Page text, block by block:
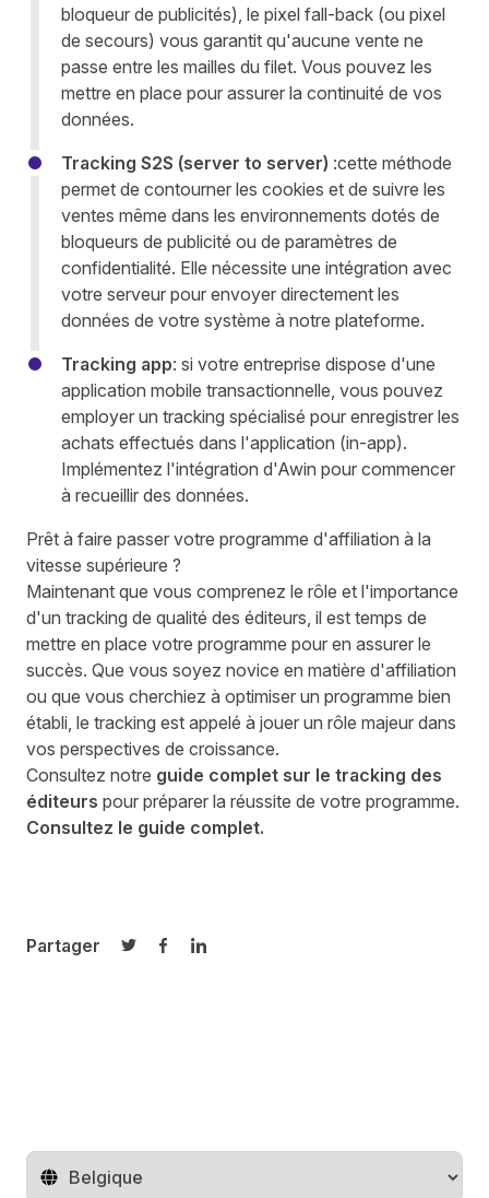
bloqueur de publicités), le pixel fall-back (ou pixel
de secours) vous garantit qu'aucune vente ne
passe entre les mailles du filet. Vous pouvez les
mettre en place pour assurer la continuité de vos
données.
Tracking S2S (server to server) :cette méthode
permet de contourner les cookies et de suivre les
ventes même dans les environnements dotés de
bloqueurs de publicité ou de paramètres de
confidentialité. Elle nécessite une intégration avec
votre serveur pour envoyer directement les
données de votre système à notre plateforme.
Tracking app: si votre entreprise dispose d'une
application mobile transactionnelle, vous pouvez
employer un tracking spécialisé pour enregistrer les
achats effectués dans l'application (in-app).
Implémentez l'intégration d'Awin pour commencer
à recueillir des données.
Prêt à faire passer votre programme d'affiliation à la
vitesse supérieure ?
Maintenant que vous comprenez le rôle et l'importance
d'un tracking de qualité des éditeurs, il est temps de
mettre en place votre programme pour en assurer le
succès. Que vous soyez novice en matière d'affiliation
ou que vous cherchiez à optimiser un programme bien
établi, le tracking est appelé à jouer un rôle majeur dans
vos perspectives de croissance.
Consultez notre guide complet sur le tracking des
éditeurs pour préparer la réussite de votre programme.
Consultez le guide complet.
Partager
Partager sur Twitter
Partager sur Facebook
Partager sur LinkedIn
Changer de pays